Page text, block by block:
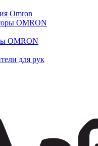
Omron
OMRON
OMRON
для рук